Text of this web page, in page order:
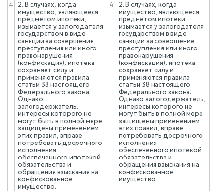
4
2. В случаях, когда
имущество, являющееся
предметом ипотеки,
изымается у залогодателя
государством в виде
санкции за совершение
преступления или иного
правонарушения
(конфискация), ипотека
сохраняет силу и
применяются правила
статьи 38 настоящего
Федерального закона.
Однако
залогодержатель,
интересы которого не
могут быть в полной мере
защищены применением
этих правил, вправе
потребовать досрочного
исполнения
обеспеченного ипотекой
обязательства и
обращения взыскания на
конфискованное
имущество.
4
2. В случаях, когда
имущество, являющееся
предметом ипотеки,
изымается у залогодателя
государством в виде
санкции за совершение
преступления или иного
правонарушения
(конфискация), ипотека
сохраняет силу и
применяются правила
статьи 38 настоящего
Федерального закона.
Однако залогодержатель,
интересы которого не
могут быть в полной мере
защищены применением
этих правил, вправе
потребовать досрочного
исполнения
обеспеченного ипотекой
обязательства и
обращения взыскания на
конфискованное
имущество.